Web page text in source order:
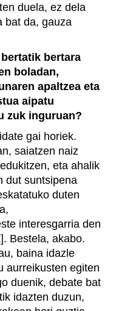
duela, ez dela
bat da, gauza
bertara
boladan,
apaltzea eta
aipatu
zuk inguruan?
gai horiek.
saiatzen naiz
eta ahalik
dut suntsipena
duten
interesgarria den
Bestela, akabo.
baina idazle
aurreikusten egiten
duenik, debate bat
idazten duzun,